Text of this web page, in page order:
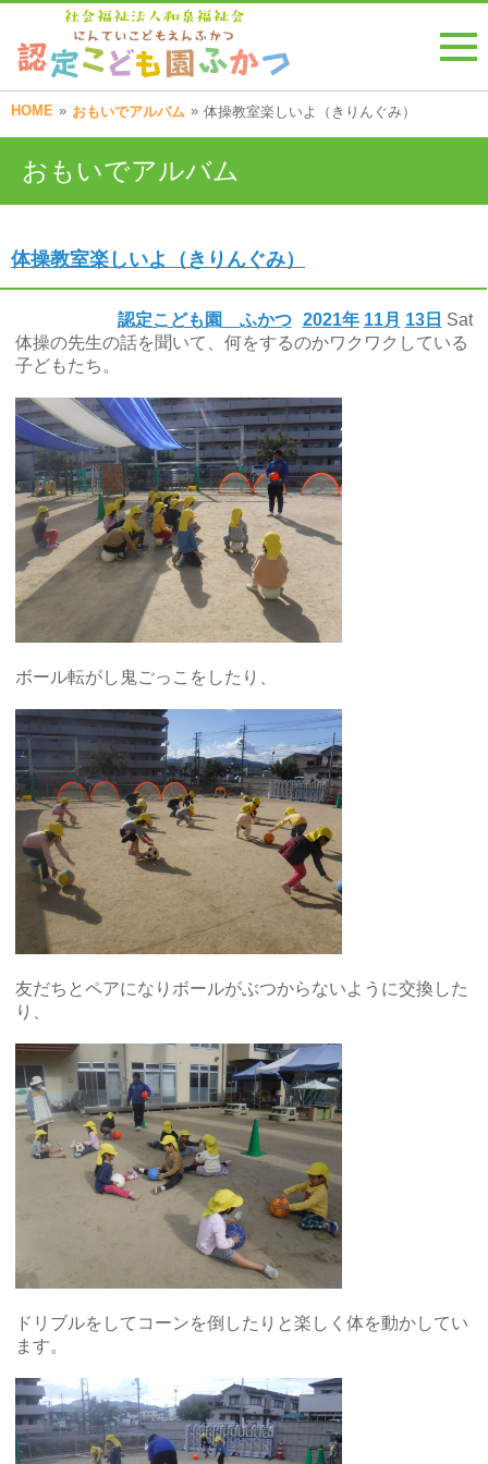
HOME » おもいでアルバム » 体操教室楽しいよ（きりんぐみ）
おもいでアルバム
体操教室楽しいよ（きりんぐみ）
2021年 11月 13日 Sat
認定こども園 ふかつ
体操の先生の話を聞いて、何をするのかワクワクしている
子どもたち。
ボール転がし鬼ごっこをしたり、
友だちとペアになりボールがぶつからないように交換した
り、
ドリブルをしてコーンを倒したりと楽しく体を動かしてい
ます。